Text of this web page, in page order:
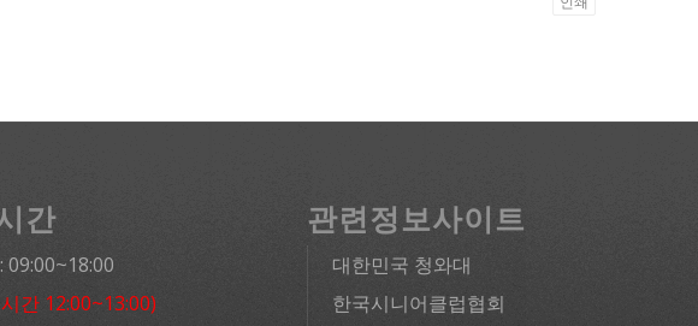
간
09:00~18:00
간 12:00~13:00)
관련정보사이트
대한민국 청와대
한국시니어클럽협회